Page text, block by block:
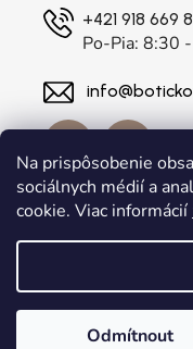
Na prispôsobenie
sociálnych médií a
cookie. Viac informácií
Odmítnout
+421 918 669
Po-Pia: 8:30
Copyright 2026